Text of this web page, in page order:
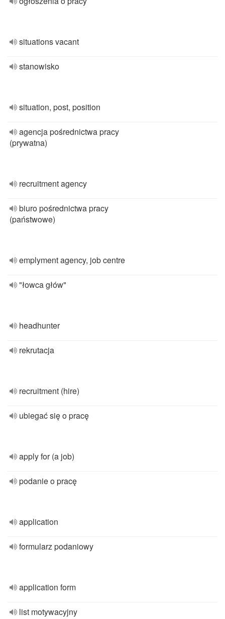
situations vacant
stanowisko
situation, post, position
agencja pośrednictwa pracy
(prywatna)
recruitment agency
biuro pośrednictwa pracy
(państwowe)
emplyment agency, job centre
"łowca głów"
headhunter
rekrutacja
recruitment (hire)
ubiegać się o pracę
apply for (a job)
podanie o pracę
application
formularz podaniowy
application form
list motywacyjny